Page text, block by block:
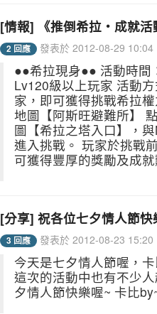
[情報] 《推倒希拉‧成就活
2 回應 發表於 2012-08-29 10:04
●●希拉現身●● 活動時間
Lv120級以上玩家 活動
家，即可獲得挑戰希拉
地圖【阿斯旺避難所】
圖【希拉之塔入口】，
進入挑戰。 玩家於挑戰
可獲得豐厚的獎勵及成
[分享] 祝各位七夕情人節快
3 回應 發表於 2012-08-23 15:20
今天是七夕情人節喔，
這次的活動中也有不少
夕情人節快樂喔~ 卡比